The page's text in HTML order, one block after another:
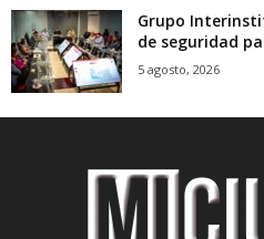
Grupo
de seguridad
5 agosto, 2026